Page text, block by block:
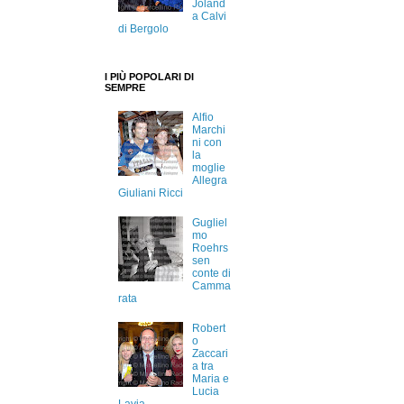
Joland
a Calvi
di Bergolo
I PIÙ POPOLARI DI
SEMPRE
Alfio
Marchi
ni con
la
moglie
Allegra
Giuliani Ricci
Gugliel
mo
Roehrs
sen
conte di
Camma
rata
Robert
o
Zaccari
a tra
Maria e
Lucia